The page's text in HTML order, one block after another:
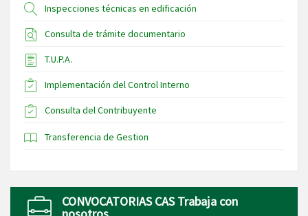
Inspecciones técnicas en edificación
Consulta de trámite documentario
T.U.P.A.
Implementación del Control Interno
Consulta del Contribuyente
Transferencia de Gestion
CONVOCATORIAS CAS Trabaja con